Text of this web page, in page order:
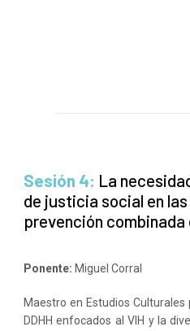
Sesión 4: La
de justicia social en
prevención combinada
Ponente: Miguel Corral
Maestro en Estudios Culturales
DDHH enfocados al VIH y la